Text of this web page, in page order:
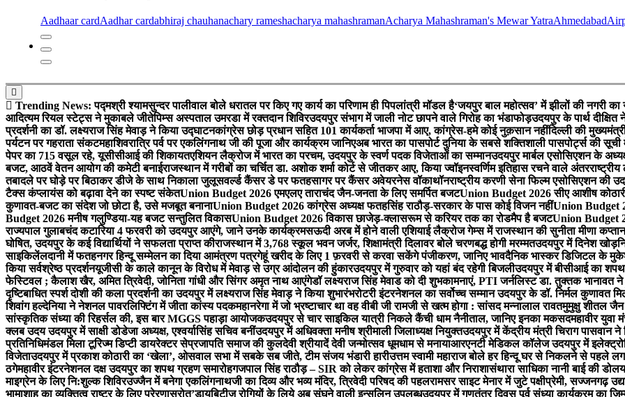
Aadhaar cardAadhar cardabhiraj chauhanachary rameshacharya mahashramanAcharya Mahashraman's Mewar YatraAhmedabad
Trending News: पद्मश्री श्यामसुन्दर पालीवाल बोले धरातल पर किए गए कार्य का परिणाम ही पिपलांत्री मॉडल है‘जयपुर बाल महोत्सव’ में झीलों की नगरी
आदित्यम रियल स्टेट्स ने मुकाबले जीतेपिम्स अस्पताल उमरडा में रक्तदान शिविरउदयपुर संभाग में जाली नोट छापने वाले गिरोह का भंडाफोड़उदयपुर के पार्थ दीक्षित
प्रदर्शनी का डॉ. लक्ष्यराज सिंह मेवाड़ ने किया उद्घाटनकांग्रेस छोड़ प्रधान सहित 101 कार्यकर्ता भाजपा में आए, कांग्रेस-हमे कोई नुक़सान नहींदिल्ली की
पर्यटन पर गहराता संकटमहाशिवरात्रि पर्व पर एकलिंगनाथ जी की पूजा और कार्यक्रम जानिएअब भारत का पासपोर्ट दुनिया के सबसे शक्तिशाली पासपोर्ट्स की सूची
पेपर का 715 वसूल रहे, यूसीसीआई की शिकायतएशियन लैक्रोज में भारत का परचम, उदयपुर के स्वर्ण पदक विजेताओं का सम्मानउदयपुर मार्बल एसोसिएशन के
बजट, आठवें वेतन आयोग की कमेटी बनाईराजस्थान में गरीबों का चर्चित डा. अशोक शर्मा कोर्ट से जीतकर आए, किया ज्वॉइनस्वर्णिम इतिहास रचने वाले
तबादले पर घोड़े पर बिठाकर डीजे के साथ निकाला जुलूसवर्ल्ड कैंसर डे पर फतहसागर पर कैंसर अवेयरनेस वॉकाथॉनराष्ट्रीय करणी सेना फिल्म एसोसिएशन की
टैक्स कंप्लायंस को बढ़ावा देने का स्पष्ट संकेतUnion Budget 2026 एमएलए ताराचंद जैन-जनता के लिए समर्पित बजटUnion Budget 2026 सीए आशीष
कुणावत-बजट का संदेश जो छोटा है, उसे मजबूत बनानाUnion Budget 2026 कांग्रेस अध्यक्ष फतहसिंह राठौड़-सरकार के पास कोई विजन नहींUnion Budget
Budget 2026 मनीष गलुण्डिया-यह बजट सन्तुलित विकासUnion Budget 2026 विकास छाजेड़-क्लासरूम से करियर तक का रोडमैप है बजटUnion Budget
राज्यपाल गुलाबचंद कटारिया 4 फरवरी को उदयपुर आएंगे, जाने उनके कार्यक्रमसऊदी अरब में होने वाली एशियाई लैक्रोज गेम्स में राजस्थान की सुनीता मीणा कप्तान
घोषित, उदयपुर के कई विद्यार्थियों ने सफलता प्राप्त कीराजस्थान में 3,768 स्कूल भवन जर्जर, शिक्षामंत्री दिलावर बोले चरणबद्ध होगी मरम्मतउदयपुर में दिनेश
साइकिलेंलदानी में फतहनगर हिन्दू सम्मेलन का दिया आमंत्रण पत्रगेहूं खरीद के लिए 1 फ़रवरी से करवा सकेंगे पंजीकरण, जानिए भावदैनिक भास्कर डिजिटल के
किया सर्वश्रेष्ठ प्रदर्शनयूजीसी के काले कानून के विरोध में मेवाड़ से उग्र आंदोलन की हुंकारउदयपुर में गुरुवार को यहां ​बंद रहेगी बिजलीउदयपुर में बीसीआई का शपथ
फेस्टिवल ; कैलाश खैर, अमित त्रिवेदी, जोनिता गांधी और सिंगर अमृत नाथ आएंगेडॉ लक्ष्यराज सिंह मेवाड को दी शुभकामनाएं, PTI जर्नलिस्ट डा. तुक्तक भानावत ने
दृष्टिबाधित स्पर्श दोशी की कला प्रदर्शनी का उदयपुर में लक्ष्यराज सिंह मेवाड़ ने किया शुभारंभरोटरी इंटरनेशनल का सर्वोच्च सम्मान उदयपुर के डॉ. निर्मल कुणावत
शिवांग हल्देनिया ने नेशनल पावरलिफ्टिंग में जीता कांस्य पदकमहानरेगा में जो भ्रष्टाचार था वह वीबी जी रामजी से खत्म होगा : सांसद मन्नालाल रावतमुमुक्षु शीतल
सांस्कृतिक संध्या की रिहर्सल की, इस बार MGGS पहाड़ा आयोजकउदयपुर से चार साइकिल यात्री निकले कैंची धाम नैनीताल, जानिए इनका मकसदमहावीर युवा
क्लब उदय उदयपुर में साक्षी डोडेजा अध्यक्ष, एश्वर्यासिंह सचिव बनींउदयपुर में अधिवक्ता मनीष श्रीमाली जिलाध्यक्ष नियुक्तउदयपुर में केंद्रीय मंत्री चिराग पासवान
प्रतिनिधिमंडल मिला टूरिज्म डिप्टी डायरेक्टर सेप्रजापति समाज की कुलदेवी श्रीयादें देवी जन्मोत्सव धूमधाम से मनायाआरएनटी मेडिकल कॉलेज उदयपुर में
विजेताउदयपुर में प्रकाश कोठारी का ‘खेला’, ओसवाल सभा में सबके सब जीते, टीम संजय भंडारी हारीउत्तम स्वामी महाराज बोले हर हिन्दू घर से निकलने से पहले
ठगेमहावीर इंटरनेशनल दक्ष उदयपुर का शपथ ग्रहण समारोहगजपाल सिंह राठौड़ – SIR को लेकर कांग्रेस में हताशा और निराशासंथारा साधिका नानी बाई की
माइग्रेन के लिए नि:शुल्क शिविरउज्जैन में बनेगा एकलिंगनाथजी का दिव्य और भव्य मंदिर, त्रिवेदी परिषद की पहलरामसर साइट मेनार में जुटे पक्षीप्रेमी, सज्जनगढ़
भामाशाह का व्यक्तित्व राष्ट्र के लिए प्रेरणास्रोत’डायबिटीज रोगियों के लिये अब सूंघने वाली इन्सुलिन उपलब्धउदयपुर में गणतंत्र दिवस पूर्व संध्या कार्यक्रम का